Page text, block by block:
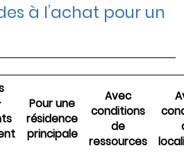
à l’achat pour un
Pour une
résidence
principale
Avec
conditions
de
ressources